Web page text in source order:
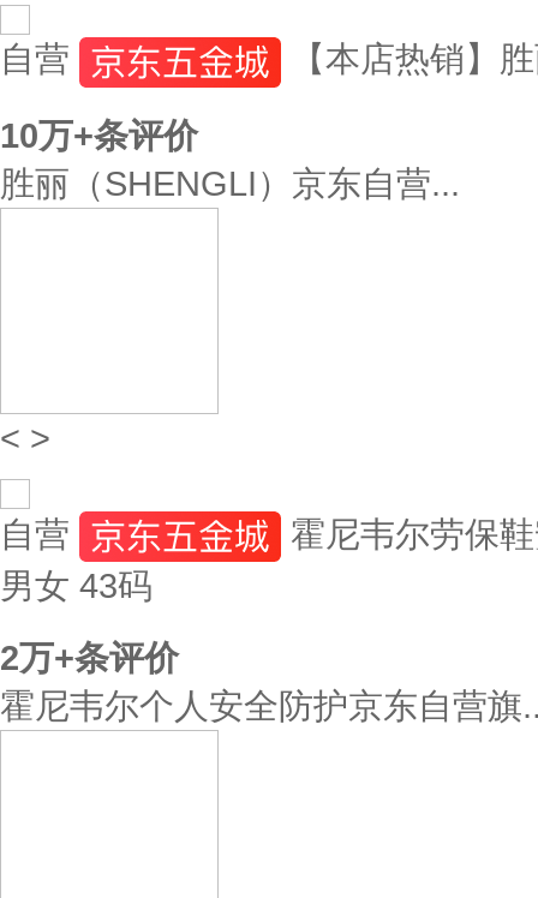
自营
【本店热销】
10万+条评价
胜丽（SHENGLI）京东自营...
< >
自营
霍尼韦尔劳保
男女 43码
2万+条评价
霍尼韦尔个人安全防护京东自营旗